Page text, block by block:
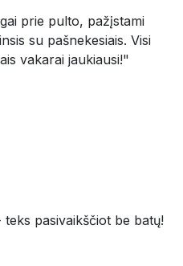
prie pulto, pažįstami
su pašnekesiais. Visi
vakarai jaukiausi!"
pasivaikščiot be batų!